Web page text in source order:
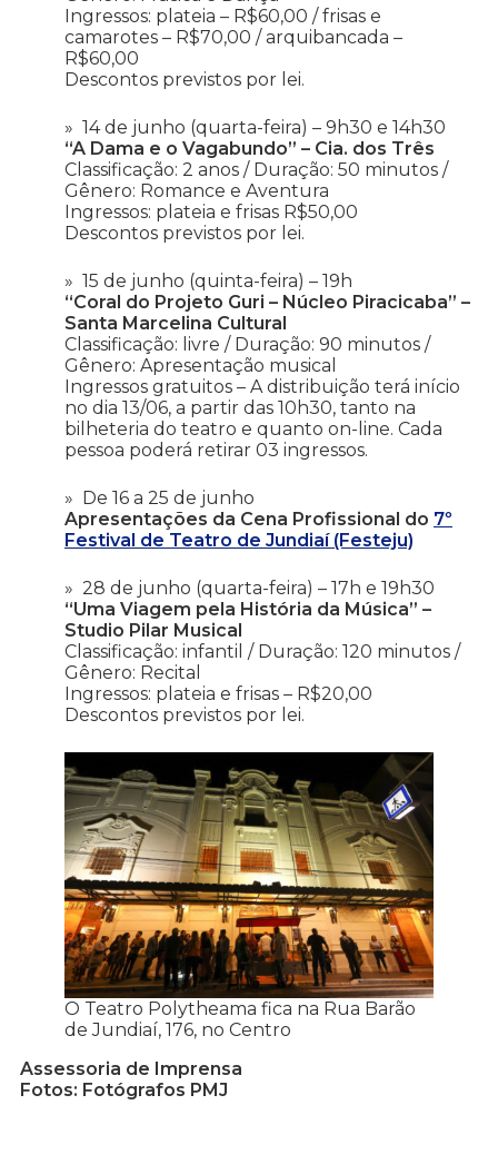
Ingressos: plateia – R$60,00 / frisas e
camarotes – R$70,00 / arquibancada –
R$60,00
Descontos previstos por lei.
14 de junho (quarta-feira) – 9h30 e 14h30
“A Dama e o Vagabundo” – Cia. dos Três
Classificação: 2 anos / Duração: 50 minutos /
Gênero: Romance e Aventura
Ingressos: plateia e frisas R$50,00
Descontos previstos por lei.
15 de junho (quinta-feira) – 19h
“Coral do Projeto Guri – Núcleo Piracicaba” –
Santa Marcelina Cultural
Classificação: livre / Duração: 90 minutos /
Gênero: Apresentação musical
Ingressos gratuitos – A distribuição terá início
no dia 13/06, a partir das 10h30, tanto na
bilheteria do teatro e quanto on-line. Cada
pessoa poderá retirar 03 ingressos.
De 16 a 25 de junho
Apresentações da Cena Profissional do 7º
Festival de Teatro de Jundiaí (Festeju)
28 de junho (quarta-feira) – 17h e 19h30
“Uma Viagem pela História da Música” –
Studio Pilar Musical
Classificação: infantil / Duração: 120 minutos /
Gênero: Recital
Ingressos: plateia e frisas – R$20,00
Descontos previstos por lei.
O Teatro Polytheama fica na Rua Barão
de Jundiaí, 176, no Centro
Assessoria de Imprensa
Fotos: Fotógrafos PMJ